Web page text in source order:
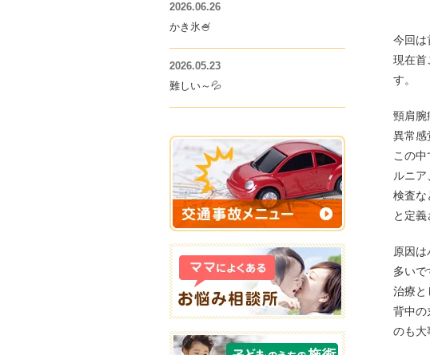
今回は
現在首
す。
頸肩腕
異常感
この
ルニア
検査な
と定義
原因
多いで
治療と
背中の
のも大
2026.06.26
かき氷🍧
2026.05.23
難しい～💦